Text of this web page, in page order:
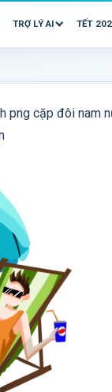
TRỢ LÝ AI TẾT
png cặp đôi nam